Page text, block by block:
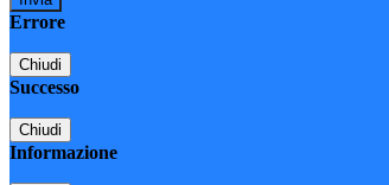
Errore
Chiudi
Successo
Chiudi
Informazione